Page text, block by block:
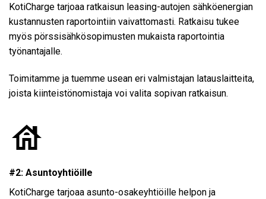
KotiCharge tarjoaa ratkaisun leasing-autojen sähköenergian
kustannusten raportointiin vaivattomasti. Ratkaisu tukee
myös pörssisähkösopimusten mukaista raportointia
työnantajalle.
Toimitamme ja tuemme usean eri valmistajan latauslaitteita,
joista kiinteistönomistaja voi valita sopivan ratkaisun.
#2: Asuntoyhtiöille
KotiCharge tarjoaa asunto-osakeyhtiöille helpon ja